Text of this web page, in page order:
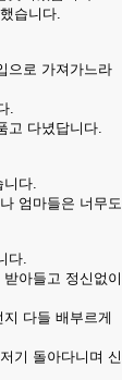
습니다.
으로 가져가느라
.
고 다녔답니다.
니다.
엄마들은 너무도
다.
아들고 정신없이
다들 배부르게
기 돌아다니며 신